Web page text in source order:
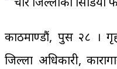
काठमाण्डौं, पुस २८ । गृह
जिल्ला अधिकारी,